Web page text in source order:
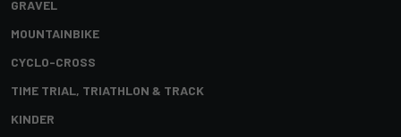
GRAVEL
MOUNTAINBIKE
CYCLO-CROSS
TIME TRIAL, TRIATHLON & TRACK
KINDER